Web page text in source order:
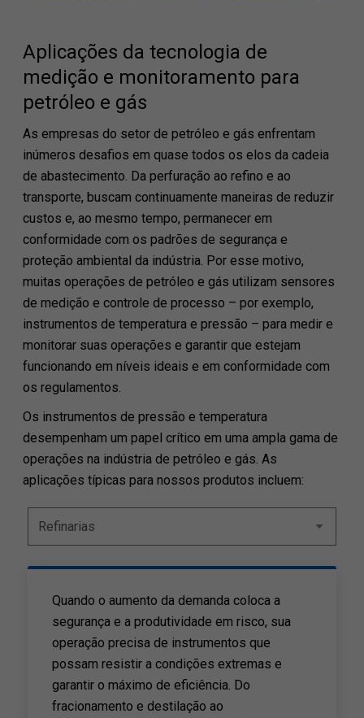
Aplicações da tecnologia de
medição e monitoramento para
petróleo e gás
As empresas do setor de petróleo e gás enfrentam
inúmeros desafios em quase todos os elos da cadeia
de abastecimento. Da perfuração ao refino e ao
transporte, buscam continuamente maneiras de reduzir
custos e, ao mesmo tempo, permanecer em
conformidade com os padrões de segurança e
proteção ambiental da indústria. Por esse motivo,
muitas operações de petróleo e gás utilizam sensores
de medição e controle de processo – por exemplo,
instrumentos de temperatura e pressão – para medir e
monitorar suas operações e garantir que estejam
funcionando em níveis ideais e em conformidade com
os regulamentos.
Os instrumentos de pressão e temperatura
desempenham um papel crítico em uma ampla gama de
operações na indústria de petróleo e gás. As
aplicações típicas para nossos produtos incluem:
Quando o aumento da demanda coloca a
segurança e a produtividade em risco, sua
operação precisa de instrumentos que
possam resistir a condições extremas e
garantir o máximo de eficiência. Do
fracionamento e destilação ao